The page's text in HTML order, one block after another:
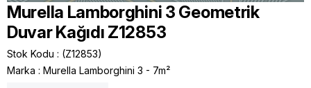
Murella Lamborghini 3 Geometrik
Duvar Kağıdı Z12853
Stok Kodu
(Z12853)
Marka : Murella Lamborghini 3 - 7m²